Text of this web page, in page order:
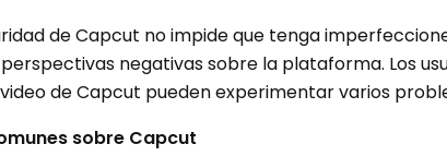
de Capcut no impide que tenga
negativas sobre la plataforma. Los
de Capcut pueden experimentar varios
sobre Capcut